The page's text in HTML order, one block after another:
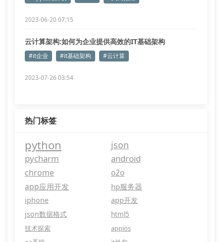
2023-06-20 07:15
云计算架构:如何为企业提供高效的IT基础架构
#it企业 #it基础架构 #云计算
2023-07-26 03:54
热门标签
python json
pycharm android
chrome
o2o
app应用开发
hp服务器
iphone
app开发
json数据格式
html5
技术探索
appios